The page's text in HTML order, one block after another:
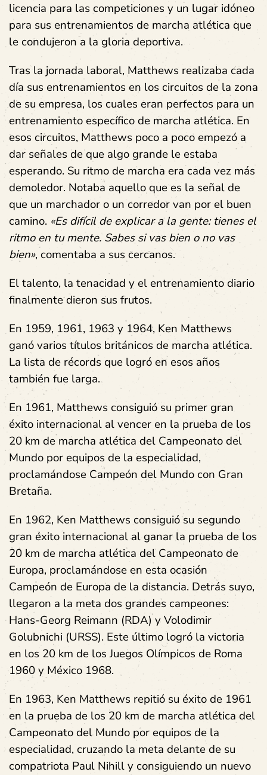
licencia para las competiciones y un lugar idóneo
para sus entrenamientos de marcha atlética que
le condujeron a la gloria deportiva.
Tras la jornada laboral, Matthews realizaba cada
día sus entrenamientos en los circuitos de la zona
de su empresa, los cuales eran perfectos para un
entrenamiento específico de marcha atlética. En
esos circuitos, Matthews poco a poco empezó a
dar señales de que algo grande le estaba
esperando. Su ritmo de marcha era cada vez más
demoledor. Notaba aquello que es la señal de
que un marchador o un corredor van por el buen
camino. «Es difícil de explicar a la gente: tienes el
ritmo en tu mente. Sabes si vas bien o no vas
bien», comentaba a sus cercanos.
El talento, la tenacidad y el entrenamiento diario
finalmente dieron sus frutos.
En 1959, 1961, 1963 y 1964, Ken Matthews
ganó varios títulos británicos de marcha atlética.
La lista de récords que logró en esos años
también fue larga.
En 1961, Matthews consiguió su primer gran
éxito internacional al vencer en la prueba de los
20 km de marcha atlética del Campeonato del
Mundo por equipos de la especialidad,
proclamándose Campeón del Mundo con Gran
Bretaña.
En 1962, Ken Matthews consiguió su segundo
gran éxito internacional al ganar la prueba de los
20 km de marcha atlética del Campeonato de
Europa, proclamándose en esta ocasión
Campeón de Europa de la distancia. Detrás suyo,
llegaron a la meta dos grandes campeones:
Hans-Georg Reimann (RDA) y Volodimir
Golubnichi (URSS). Este último logró la victoria
en los 20 km de los Juegos Olímpicos de Roma
1960 y México 1968.
En 1963, Ken Matthews repitió su éxito de 1961
en la prueba de los 20 km de marcha atlética del
Campeonato del Mundo por equipos de la
especialidad, cruzando la meta delante de su
compatriota Paul Nihill y consiguiendo un nuevo